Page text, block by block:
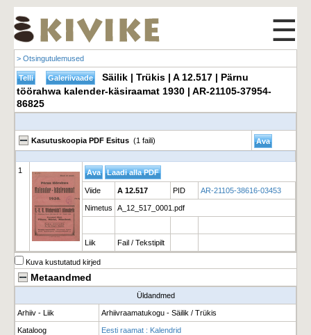
☰
> Otsingutulemused
Säilik | Trükis | A 12.517 | Pärnu
töörahwa kalender-käsiraamat 1930 | AR-21105-37954-
86825
Kasutuskoopia PDF Esitus (1 faili)
1
Viide A 12.517 PID AR-21105-38616-03453
Nimetus A_12_517_0001.pdf
Liik Fail / Tekstipilt
Kuva kustutatud kirjed
Metaandmed
Üldandmed
Arhiiv - Liik Arhiivraamatukogu - Säilik / Trükis
Kataloog Eesti raamat : Kalendrid